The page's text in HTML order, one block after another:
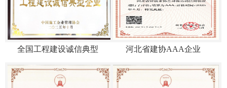
全国工程建设诚信典型 河北省建协AAA企业